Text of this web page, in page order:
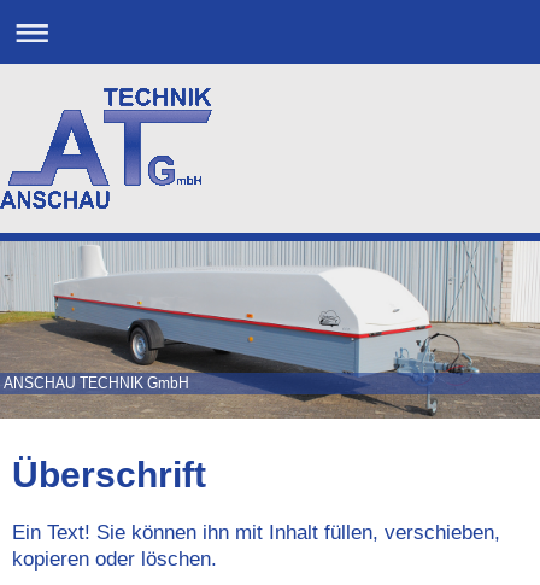
ANSCHAU TECHNIK GmbH
Überschrift
Ein Text! Sie können ihn mit Inhalt füllen, verschieben,
kopieren oder löschen.